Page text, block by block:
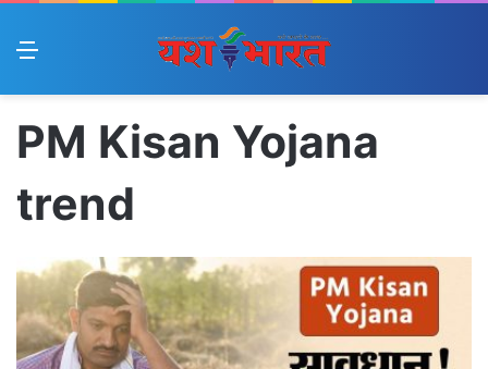
Menu
PM Kisan Yojana
trend